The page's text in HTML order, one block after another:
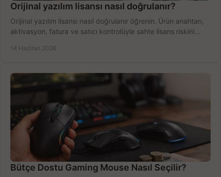
Orijinal yazılım lisansı nasıl doğrulanır?
Orijinal yazılım lisansı nasıl doğrulanır öğrenin. Ürün anahtarı,
aktivasyon, fatura ve satıcı kontrolüyle sahte lisans riskini
14 Haziran 2026
Bütçe Dostu Gaming Mouse Nasıl Seçilir?